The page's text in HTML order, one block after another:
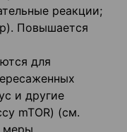
реакции;
Повышается
для
и другие
mTOR) (см.